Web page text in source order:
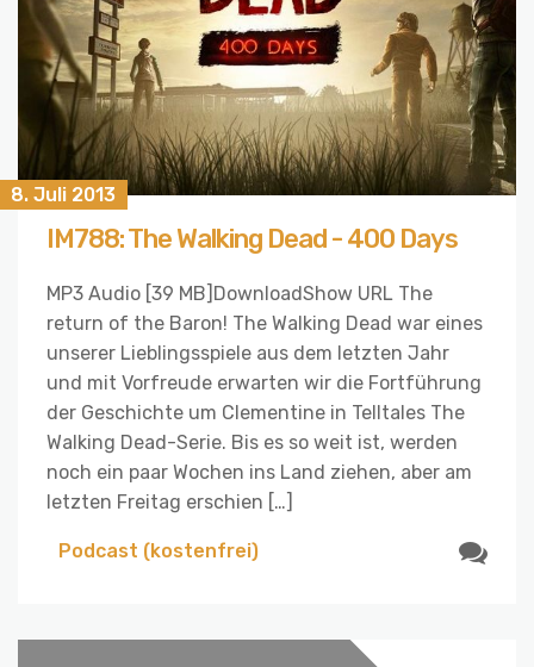
8. Juli 2013
IM788: The Walking Dead - 400 Days
MP3 Audio [39 MB]DownloadShow URL The
return of the Baron! The Walking Dead war eines
unserer Lieblingsspiele aus dem letzten Jahr
und mit Vorfreude erwarten wir die Fortführung
der Geschichte um Clementine in Telltales The
Walking Dead-Serie. Bis es so weit ist, werden
noch ein paar Wochen ins Land ziehen, aber am
letzten Freitag erschien […]
Podcast (kostenfrei)